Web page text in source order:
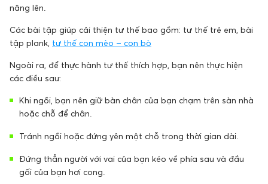
nâng lên.
Các bài tập giúp cải thiện tư thế bao gồm: tư thế trẻ em, bài
tập plank, tư thế con mèo – con bò
Ngoài ra, để thực hành tư thế thích hợp, bạn nên thực hiện
các điều sau:
Khi ngồi, bạn nên giữ bàn chân của bạn chạm trên sàn nhà
hoặc chỗ để chân.
Tránh ngồi hoặc đứng yên một chỗ trong thời gian dài.
Đứng thẳn người với vai của bạn kéo về phía sau và đầu
gối của bạn hơi cong.